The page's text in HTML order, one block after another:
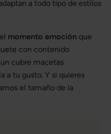
a todo tipo de estilos
momento emoción que
con contenido
cubre macetas
a tu gusto. Y si quieres
el tamaño de la